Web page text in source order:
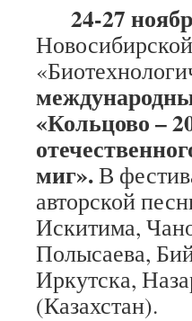
24-27
«Кольцово –
миг».В
авторской
Искитима,
Полысаева,
Иркутска,
(Казахстан).